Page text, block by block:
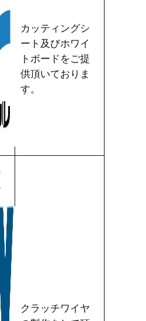
カッティングシ
ート及びホワイ
トボードをご提
供頂いておりま
す。
クラッチワイヤ